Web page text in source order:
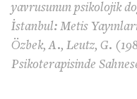
yavrusunun psikolojik
İstanbul: Metis
Özbek, A., Leutz, G.
Psikoterapisinde